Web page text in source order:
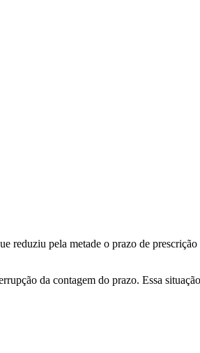
pela metade o prazo de prescrição
da contagem do prazo. Essa